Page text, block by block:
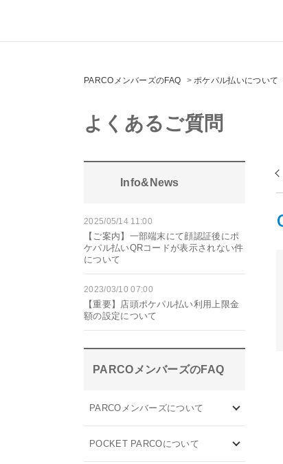
PARCOメンバーズのFAQ >ポケパル払いについて
よくあるご質問
Info&News
2025/05/14 11:00
【ご案内】一部端末にて顔認証後にポ
ケパル払いQRコードが表示されない件
について
2023/03/10 07:00
【重要】店頭ポケパル払い利用上限金
額の設定について
PARCOメンバーズのFAQ
PARCOメンバーズについて
POCKET PARCOについて